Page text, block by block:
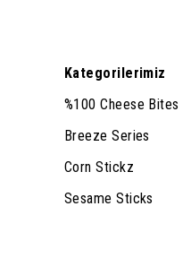
Kategorilerimiz
%100 Cheese Bites
Breeze Series
Corn Stickz
Sesame Sticks